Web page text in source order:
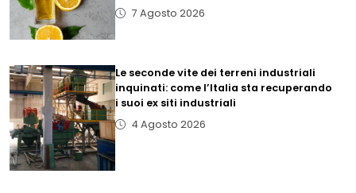
7 Agosto 2026
Le seconde vite dei terreni industriali
inquinati: come l’Italia sta recuperando
i suoi ex siti industriali
4 Agosto 2026